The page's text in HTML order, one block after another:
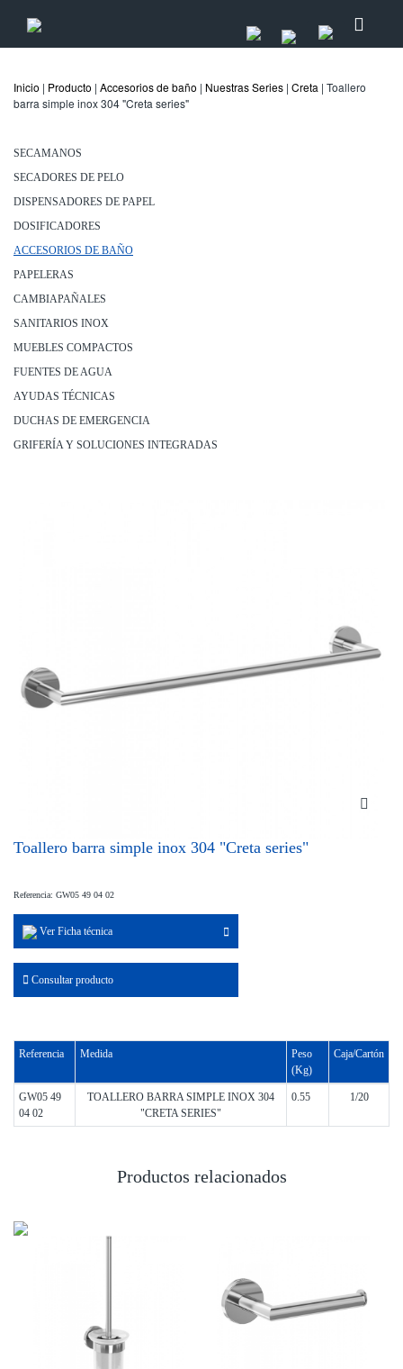
Inicio | Producto | Accesorios de baño | Nuestras Series | Creta | Toallero
barra simple inox 304 "Creta series"
SECAMANOS
SECADORES DE PELO
DISPENSADORES DE PAPEL
DOSIFICADORES
ACCESORIOS DE BAÑO
PAPELERAS
CAMBIAPAÑALES
SANITARIOS INOX
MUEBLES COMPACTOS
FUENTES DE AGUA
AYUDAS TÉCNICAS
DUCHAS DE EMERGENCIA
GRIFERÍA Y SOLUCIONES INTEGRADAS
Toallero barra simple inox 304 "Creta series"
Referencia: GW05 49 04 02
Ver Ficha técnica
Consultar producto
Referencia Medida
Peso
(Kg)
Caja/Cartón
GW05 49
04 02
TOALLERO BARRA SIMPLE INOX 304
"CRETA SERIES"
0.55 1/20
Productos relacionados